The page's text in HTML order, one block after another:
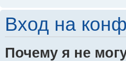
Вход на
Почему я не